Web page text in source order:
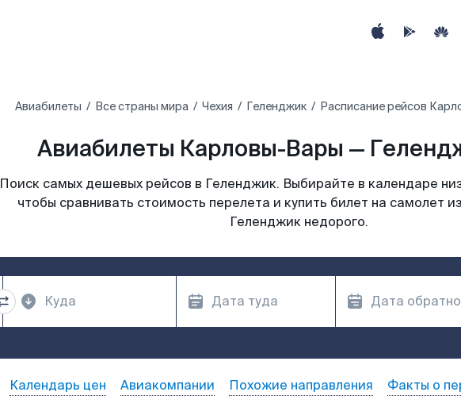
Авиабилеты Все страны мира Чехия Геленджик Расписание рейсов
Авиабилеты Карловы-Вары —
Поиск самых дешевых рейсов в Геленджик. Выбирайте в календаре
чтобы сравнивать стоимость перелета и купить билет на самолет
Геленджик недорого.
Календарь цен Авиакомпании Похожие направления Факты о